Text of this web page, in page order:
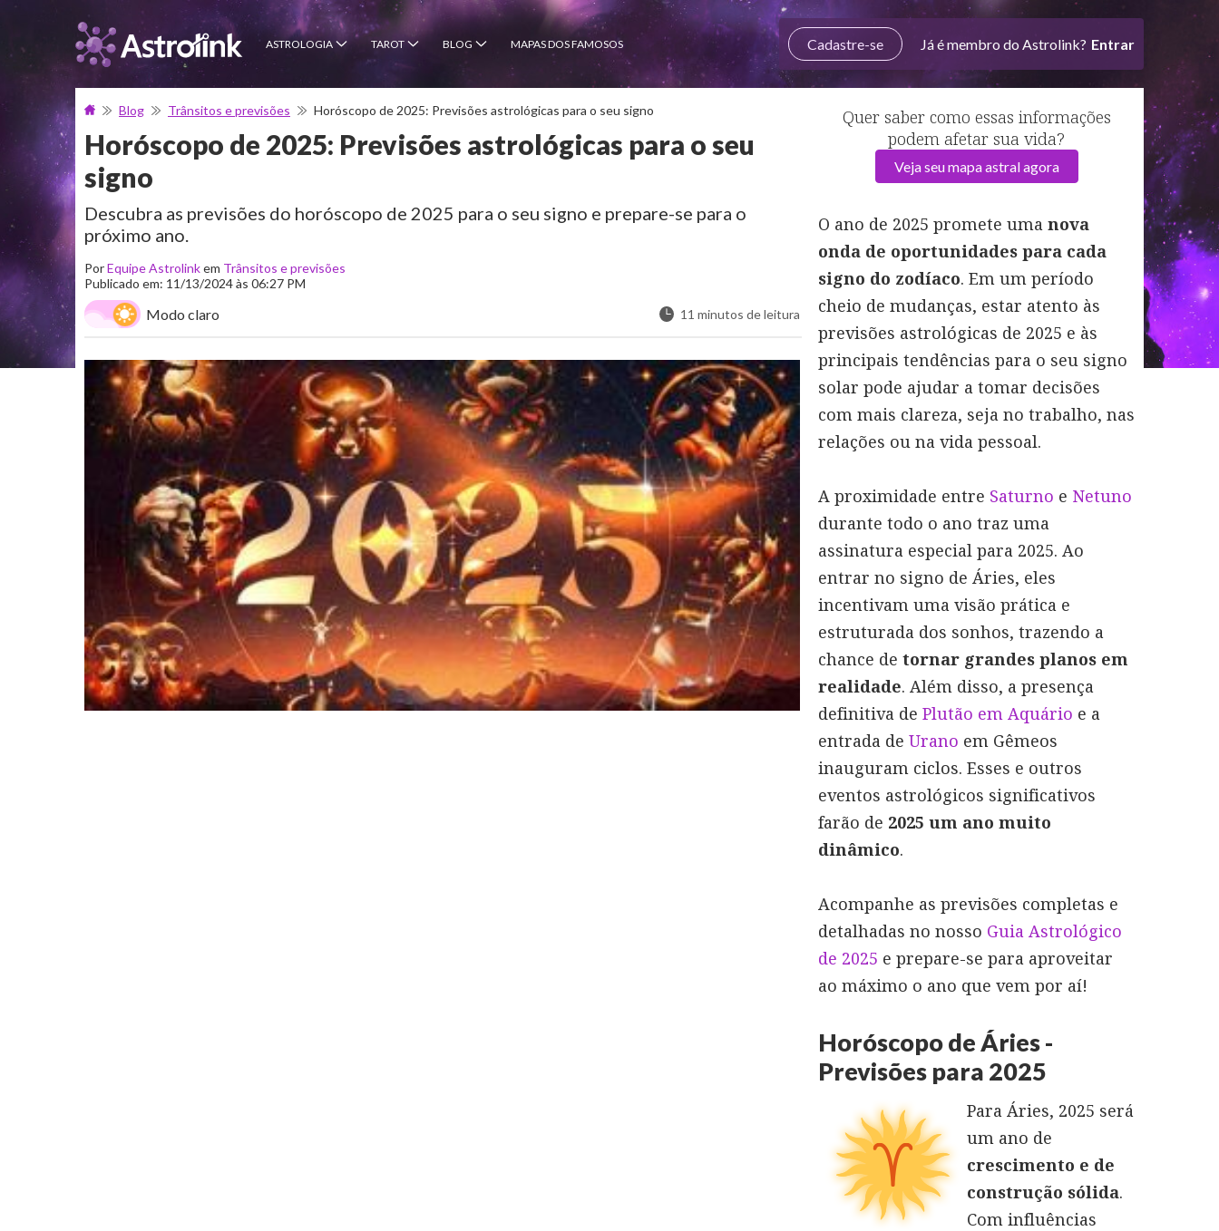
ASTROLOGIA TAROT BLOG MAPAS DOS FAMOSOS Cadastre-se Já é membro do Astrolink? Entrar
Blog Trânsitos e previsões Horóscopo de 2025: Previsões astrológicas para o seu signo
Horóscopo de 2025: Previsões astrológicas para o seu
signo
Descubra as previsões do horóscopo de 2025 para o seu signo e prepare-se para o
próximo ano.
PorEquipe Astrolinkem Trânsitos e previsões
Publicado em: 11/13/2024 às 06:27 PM
Modo claro 11 minutos de leitura
Quer saber como essas informações
podem afetar sua vida?
Veja seu mapa astral agora
O ano de 2025 promete uma nova
onda de oportunidades para cada
signo do zodíaco. Em um período
cheio de mudanças, estar atento às
previsões astrológicas de 2025 e às
principais tendências para o seu signo
solar pode ajudar a tomar decisões
com mais clareza, seja no trabalho, nas
relações ou na vida pessoal.
A proximidade entre Saturno e Netuno
durante todo o ano traz uma
assinatura especial para 2025. Ao
entrar no signo de Áries, eles
incentivam uma visão prática e
estruturada dos sonhos, trazendo a
chance de tornar grandes planos em
realidade. Além disso, a presença
definitiva de Plutão em Aquário e a
entrada de Urano em Gêmeos
inauguram ciclos. Esses e outros
eventos astrológicos significativos
farão de 2025 um ano muito
dinâmico.
Acompanhe as previsões completas e
detalhadas no nosso Guia Astrológico
de 2025 e prepare-se para aproveitar
ao máximo o ano que vem por aí!
Horóscopo de Áries -
Previsões para 2025
Para Áries, 2025 será
um ano de
crescimento e de
construção sólida.
Com influências